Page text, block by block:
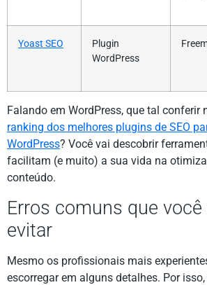
Yoast SEO
Plugin
WordPress
Falando em WordPress, que tal conferir
ranking dos melhores plugins de SEO
WordPress? Você vai descobrir
facilitam (e muito) a sua vida na
conteúdo.
Erros comuns que você
evitar
Mesmo os profissionais mais
escorregar em alguns detalhes. Por isso,